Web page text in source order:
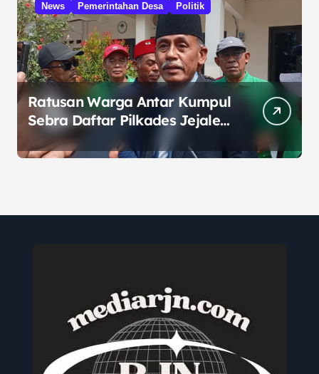
News Pemerintahan Desa Politik
Ratusan Warga Antar Kumpul
Sebra Daftar Pilkades Jejalen
Jaya, Serukan Pemilu Damai